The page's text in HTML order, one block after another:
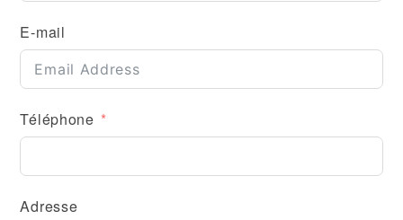
E-mail
Téléphone
Adresse